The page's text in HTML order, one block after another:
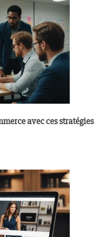
avec ces stratégies